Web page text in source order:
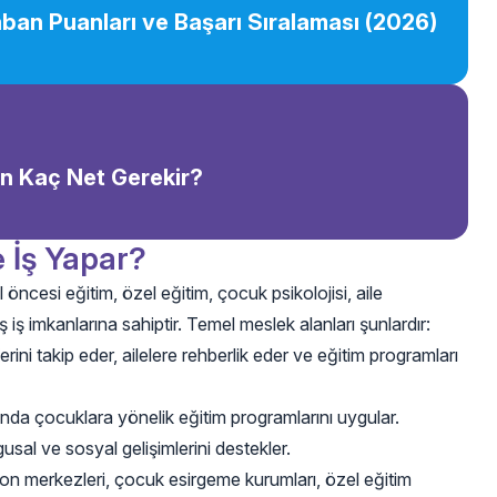
Puanları ve Başarı Sıralaması (2026)
Kaç Net Gerekir?
Yapar?
eğitim, özel eğitim, çocuk psikolojisi, aile
imkanlarına sahiptir. Temel meslek alanları şunlardır:
takip eder, ailelere rehberlik eder ve eğitim programları
çocuklara yönelik eğitim programlarını uygular.
ve sosyal gelişimlerini destekler.
merkezleri, çocuk esirgeme kurumları, özel eğitim